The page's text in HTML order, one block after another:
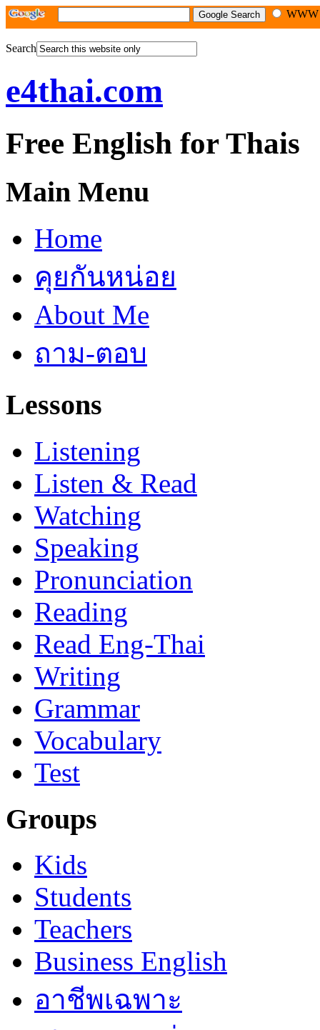
Search
e4thai.com
Free English for Thais
Main Menu
Home
คุยกันหน่อย
About Me
ถาม-ตอบ
Lessons
Listening
Listen & Read
Watching
Speaking
Pronunciation
Reading
Read Eng-Thai
Writing
Grammar
Vocabulary
Test
Groups
Kids
Students
Teachers
Business English
อาชีพเฉพาะ